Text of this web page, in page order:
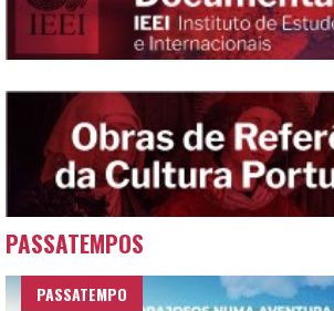
PASSATEMPOS
PASSATEMPO